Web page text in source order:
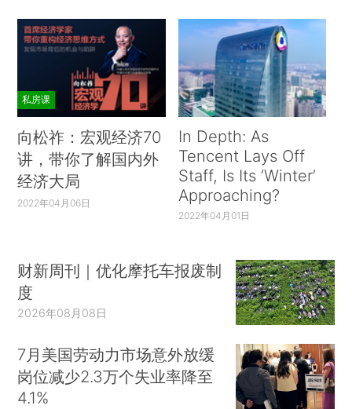
私房课
向松祚：宏观经济70
讲，带你了解国内外
经济大局
2022年04月06日
In Depth: As
Tencent Lays Off
Staff, Is Its ‘Winter’
Approaching?
2022年04月01日
财新周刊｜优化摩托车报废制
度
2026年08月08日
7月美国劳动力市场意外放缓
岗位减少2.3万个失业率降至
4.1%